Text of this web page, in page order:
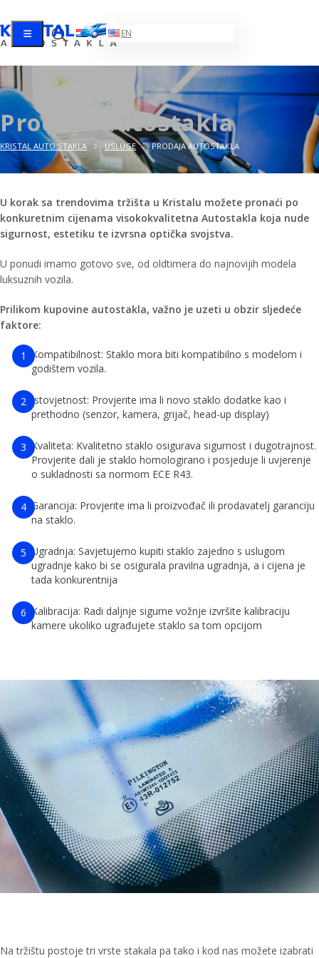
HR EN
Prodaja autostakla
KRISTAL AUTO STAKLA USLUGE PRODAJA AUTOSTAKLA
U korak sa trendovima tržišta u Kristalu možete pronaći po
konkuretnim cijenama visokokvalitetna Autostakla koja nude
sigurnost, estetiku te izvrsna optička svojstva.
U ponudi imamo gotovo sve, od oldtimera do najnovijih modela
luksuznih vozila.
Prilikom kupovine autostakla, važno je uzeti u obzir sljedeće
faktore:
Kompatibilnost: Staklo mora biti kompatibilno s modelom i
godištem vozila.
Istovjetnost: Provjerite ima li novo staklo dodatke kao i
prethodno (senzor, kamera, grijač, head-up display)
Kvaliteta: Kvalitetno staklo osigurava sigurnost i dugotrajnost.
Provjerite dali je staklo homologirano i posjeduje li uvjerenje
o sukladnosti sa normom ECE R43.
Garancija: Provjerite ima li proizvođač ili prodavatelj garanciju
na staklo.
Ugradnja: Savjetujemo kupiti staklo zajedno s uslugom
ugradnje kako bi se osigurala pravilna ugradnja, a i cijena je
tada konkurentnija
Kalibracija: Radi daljnje sigurne vožnje izvršite kalibraciju
kamere ukoliko ugrađujete staklo sa tom opcijom
Na tržištu postoje tri vrste stakala pa tako i kod nas možete izabrati